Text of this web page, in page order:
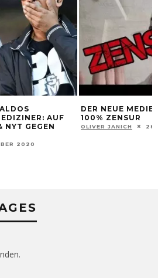
AUF
NYT GEGEN
2020
DER NEUE
100% ZENSUR
OLIVER JANICH 28.